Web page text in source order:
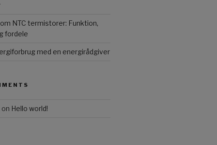
NTC termistorer: Funktion,
fordele
med en energirådgiver
on Hello world!